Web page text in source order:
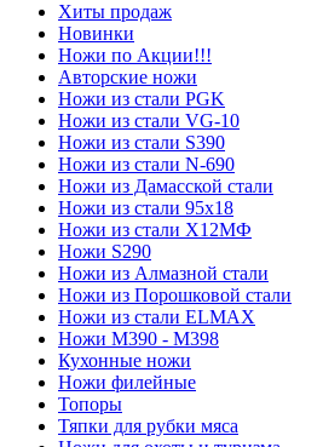
Хиты продаж
Новинки
Ножи по Акции!!!
Авторские ножи
Ножи из стали PGK
Ножи из стали VG-10
Ножи из стали S390
Ножи из стали N-690
Ножи из Дамасской стали
Ножи из стали 95х18
Ножи из стали Х12МФ
Ножи S290
Ножи из Алмазной стали
Ножи из Порошковой стали
Ножи из стали ELMAX
Ножи М390 - М398
Кухонные ножи
Ножи филейные
Топоры
Тяпки для рубки мяса